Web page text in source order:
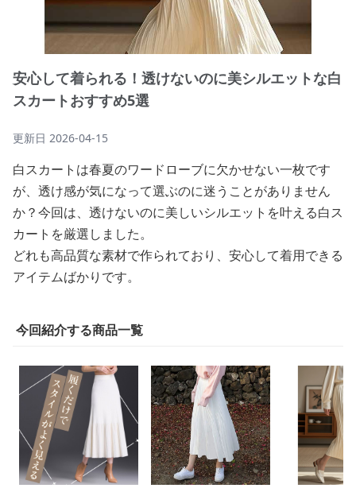
安心して着られる！透けないのに美シルエットな白
スカートおすすめ5選
更新日 2026-04-15
白スカートは春夏のワードローブに欠かせない一枚です
が、透け感が気になって選ぶのに迷うことがありません
か？今回は、透けないのに美しいシルエットを叶える白ス
カートを厳選しました。
どれも高品質な素材で作られており、安心して着用できる
アイテムばかりです。
今回紹介する商品一覧